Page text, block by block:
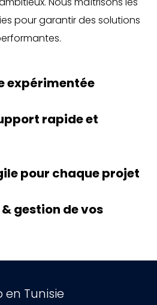
pour garantir des solutions
expérimentée
rapide et
pour chaque projet
gestion de vos
en Tunisie